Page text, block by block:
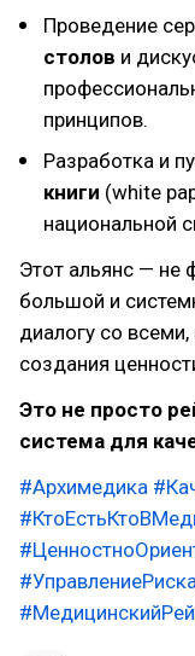
Проведение
столов и
принципов.
Разработка и
книги (white
национальной
Этот альянс — не
большой и
диалогу со
создания
Это не просто
система для
#Архимедика